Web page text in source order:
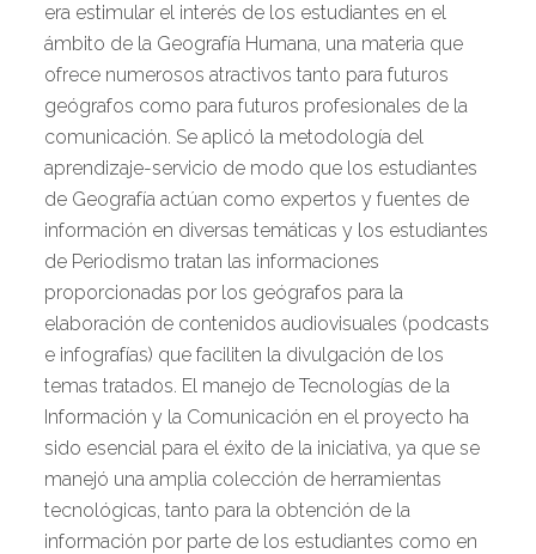
era estimular el interés de los estudiantes en el
ámbito de la Geografía Humana, una materia que
ofrece numerosos atractivos tanto para futuros
geógrafos como para futuros profesionales de la
comunicación. Se aplicó la metodología del
aprendizaje-servicio de modo que los estudiantes
de Geografía actúan como expertos y fuentes de
información en diversas temáticas y los estudiantes
de Periodismo tratan las informaciones
proporcionadas por los geógrafos para la
elaboración de contenidos audiovisuales (podcasts
e infografías) que faciliten la divulgación de los
temas tratados. El manejo de Tecnologías de la
Información y la Comunicación en el proyecto ha
sido esencial para el éxito de la iniciativa, ya que se
manejó una amplia colección de herramientas
tecnológicas, tanto para la obtención de la
información por parte de los estudiantes como en